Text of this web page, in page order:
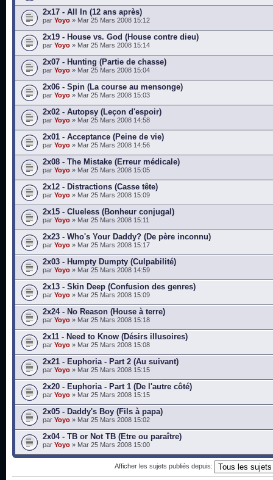
2x17 - All In (12 ans après)
par Yoyo » Mar 25 Mars 2008 15:12
2x19 - House vs. God (House contre dieu)
par Yoyo » Mar 25 Mars 2008 15:14
2x07 - Hunting (Partie de chasse)
par Yoyo » Mar 25 Mars 2008 15:04
2x06 - Spin (La course au mensonge)
par Yoyo » Mar 25 Mars 2008 15:03
2x02 - Autopsy (Leçon d'espoir)
par Yoyo » Mar 25 Mars 2008 14:58
2x01 - Acceptance (Peine de vie)
par Yoyo » Mar 25 Mars 2008 14:56
2x08 - The Mistake (Erreur médicale)
par Yoyo » Mar 25 Mars 2008 15:05
2x12 - Distractions (Casse tête)
par Yoyo » Mar 25 Mars 2008 15:09
2x15 - Clueless (Bonheur conjugal)
par Yoyo » Mar 25 Mars 2008 15:11
2x23 - Who's Your Daddy? (De père inconnu)
par Yoyo » Mar 25 Mars 2008 15:17
2x03 - Humpty Dumpty (Culpabilité)
par Yoyo » Mar 25 Mars 2008 14:59
2x13 - Skin Deep (Confusion des genres)
par Yoyo » Mar 25 Mars 2008 15:09
2x24 - No Reason (House à terre)
par Yoyo » Mar 25 Mars 2008 15:18
2x11 - Need to Know (Désirs illusoires)
par Yoyo » Mar 25 Mars 2008 15:08
2x21 - Euphoria - Part 2 (Au suivant)
par Yoyo » Mar 25 Mars 2008 15:15
2x20 - Euphoria - Part 1 (De l'autre côté)
par Yoyo » Mar 25 Mars 2008 15:15
2x05 - Daddy's Boy (Fils à papa)
par Yoyo » Mar 25 Mars 2008 15:02
2x04 - TB or Not TB (Etre ou paraître)
par Yoyo » Mar 25 Mars 2008 15:00
Afficher les sujets publiés depuis: